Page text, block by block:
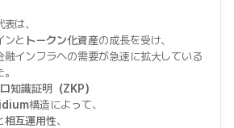
は、
ンと トークン化資産の成長を受け、
融インフラへの需要が急速に拡大している
知識証明（ZKP）
構造によって、
相互運用性、